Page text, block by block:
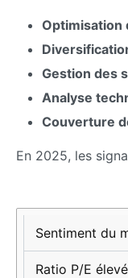
Optimisation
Gestion des
Analyse
Couverture
En 2025, les
Signes clés
du sommet
économique
Indicateurs
financiers
Actions
Sentiment du
Ratio P/E